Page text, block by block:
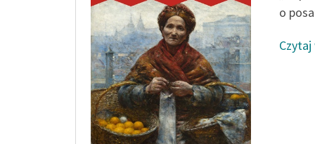
o
Czytaj